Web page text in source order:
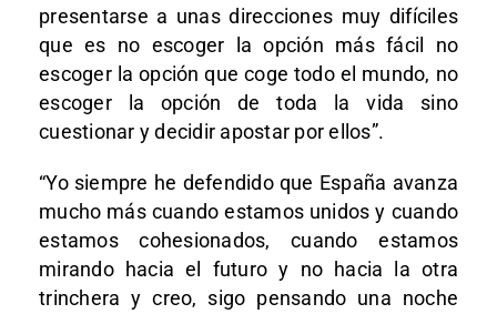
presentarse a unas direcciones muy difíciles
que es no escoger la opción más fácil no
escoger la opción que coge todo el mundo, no
escoger la opción de toda la vida sino
cuestionar y decidir apostar por ellos”.
“Yo siempre he defendido que España avanza
mucho más cuando estamos unidos y cuando
estamos cohesionados, cuando estamos
mirando hacia el futuro y no hacia la otra
trinchera y creo, sigo pensando una noche